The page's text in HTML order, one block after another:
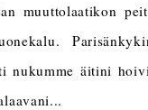
muuttolaatikon
nukumme äitini